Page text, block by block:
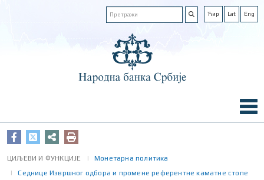
Ћир Lat Eng
ЦИЉЕВИ И ФУНКЦИЈЕ
Монетарна политика
Седнице Извршног одбора и промене референтне каматне стопе